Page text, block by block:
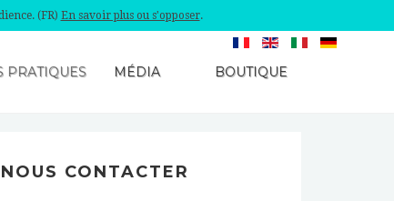
(FR) En savoir plus ou s'opposer.
PRATIQUES MÉDIA BOUTIQUE
NOUS CONTACTER